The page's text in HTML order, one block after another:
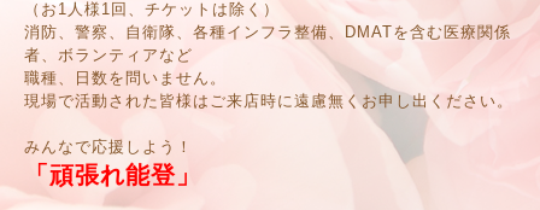
（お1人様1回、チケットは除く）
消防、警察、自衛隊、各種インフラ整備、DMATを含む医療関係
者、ボランティアなど
職種、日数を問いません。
現場で活動された皆様はご来店時に遠慮無くお申し出ください。
みんなで応援しよう！
「頑張れ能登」